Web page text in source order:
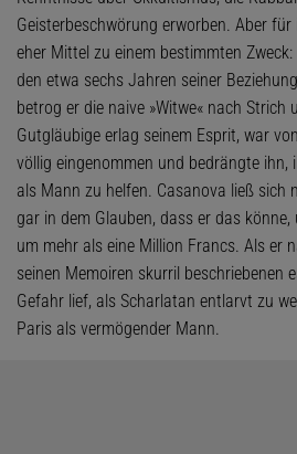
Geisterbeschwörung erworben. Aber für
eher Mittel zu einem bestimmten
den etwa sechs Jahren seiner
betrog er die naive »Witwe« nach Strich
Gutgläubige erlag seinem Esprit, war
völlig eingenommen und bedrängte ihn,
als Mann zu helfen. Casanova ließ sich
gar in dem Glauben, dass er das
um mehr als eine Million Francs. Als er
seinen Memoiren skurril beschriebenen
Gefahr lief, als Scharlatan entlarvt zu
Paris als vermögender Mann.